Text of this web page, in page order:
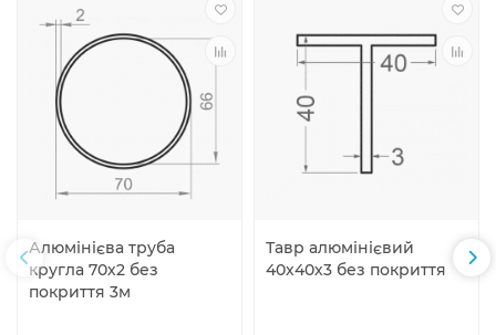
Алюмінієва труба
кругла 70х2 без
покриття 3м
Тавр алюмінієвий
40х40х3 без покриття